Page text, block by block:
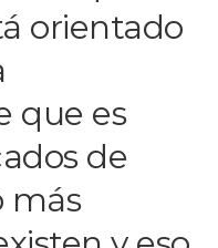
orientado
que es
de
más